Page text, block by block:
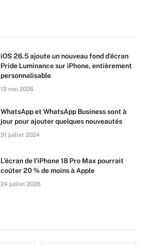
iOS 26.5 ajoute un nouveau fond d’écran
Pride Luminance sur iPhone, entièrement
personnalisable
13 mai 2026
WhatsApp et WhatsApp Business sont à
jour pour ajouter quelques nouveautés
31 juillet 2024
L’écran de l’iPhone 18 Pro Max pourrait
coûter 20 % de moins à Apple
24 juillet 2026